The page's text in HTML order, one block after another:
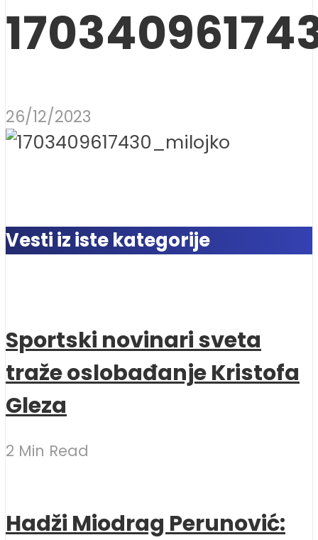
26/12/2023
Vesti iz iste kategorije
Sportski novinari sveta
traže oslobađanje Kristofa
Gleza
2 Min Read
Hadži Miodrag Perunović: